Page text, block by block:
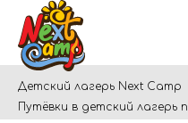
Детский лагерь Next Camp
Путёвки в детский лагерь